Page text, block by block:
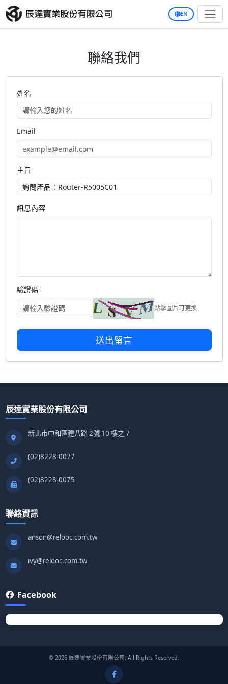
EN
聯絡我們
姓名
Email
主旨
訊息內容
驗證碼
點擊圖片可更換
送出留言
辰達實業股份有限公司
新北市中和區建八路 2號 10 樓之 7
(02)8228-0077
(02)8228-0075
聯絡資訊
anson@relooc.com.tw
ivy@relooc.com.tw
Facebook
© 2026 辰達實業股份有限公司. All Rights Reserved.